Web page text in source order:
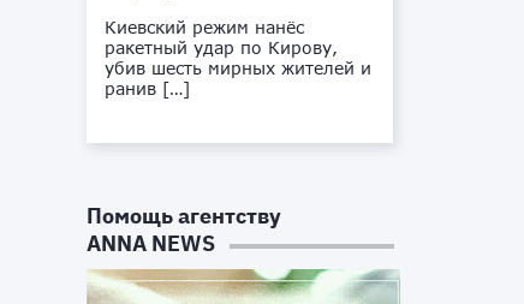
Киевский режим нанёс
ракетный удар по Кирову,
убив шесть мирных жителей и
ранив […]
Помощь агентству
ANNA NEWS